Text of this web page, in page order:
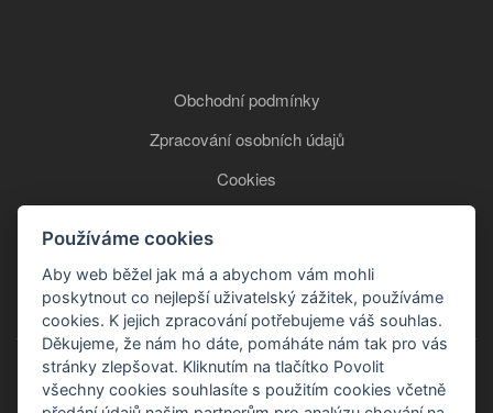
Obchodní podmínky
Zpracování osobních údajů
Cookies
+420 777 850 465
Používáme cookies
Aby web běžel jak má a abychom vám mohli
poskytnout co nejlepší uživatelský zážitek, používáme
cookies. K jejich zpracování potřebujeme váš souhlas.
Děkujeme, že nám ho dáte, pomáháte nám tak pro vás
stránky zlepšovat. Kliknutím na tlačítko Povolit
všechny cookies souhlasíte s použitím cookies včetně